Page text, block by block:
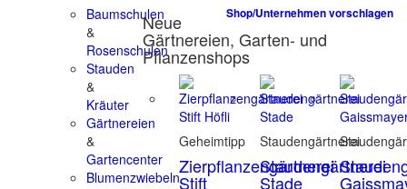
Baumschulen
&
Rosenschulen
Stauden
&
Kräuter
Gärtnereien
&
Gartencenter
Blumenzwiebeln
Shop/Unternehmen vorschlagen
Neue
Gärtnereien, Garten- und
Pflanzenshops
Geheimtipp
Zierpflanzengärtnerei
Stift
Staudengärtnerei
Staudengärtnerei
Stade